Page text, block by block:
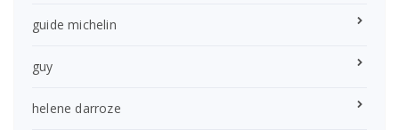
guide michelin
guy
helene darroze